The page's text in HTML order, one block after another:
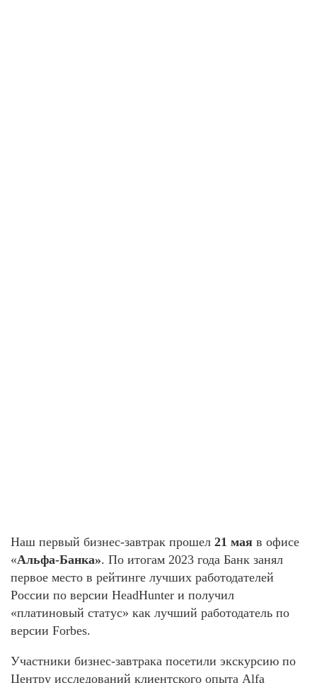
Наш первый бизнес-завтрак прошел 21 мая в офисе
«Альфа-Банка». По итогам 2023 года Банк занял
первое место в рейтинге лучших работодателей
России по версии HeadHunter и получил
«платиновый статус» как лучший работодатель по
версии Forbes.
Участники бизнес-завтрака посетили экскурсию по
Центру исследований клиентского опыта Alfa